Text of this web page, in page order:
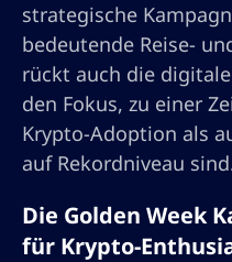
strategische
bedeutende Reise-
rückt auch die
den Fokus, zu einer
Krypto-Adoption als
auf Rekordniveau
Die Golden Week
für Krypto-